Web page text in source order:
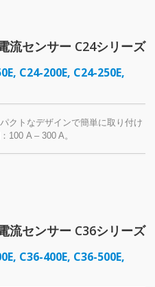
流センサー C24シリーズ
C24-200E, C24-250E,
クトなデザインで簡単に取り付け
100 A – 300 A。
流センサー C36シリーズ
C36-400E, C36-500E,